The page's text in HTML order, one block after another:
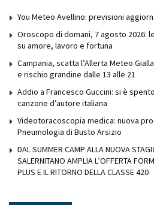
You Meteo Avellino: previsioni
Oroscopo di domani, 7 agosto 2026:
su amore, lavoro e fortuna
Campania, scatta l’Allerta Meteo
e rischio grandine dalle 13 alle 21
Addio a Francesco Guccini: si è
canzone d’autore italiana
Videotoracoscopia medica: nuova
Pneumologia di Busto Arsizio
DAL SUMMER CAMP ALLA NUOVA
SALERNITANO AMPLIA L’OFFERTA
PLUS E IL RITORNO DELLA CLASSE 420